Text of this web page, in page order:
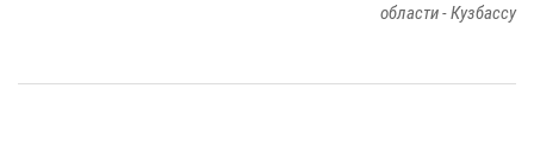
области - Кузбассу